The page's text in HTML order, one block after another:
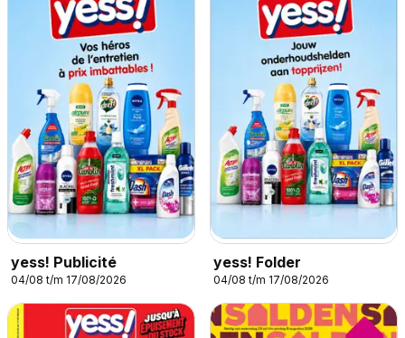
yess! Publicité
04/08 t/m 17/08/2026
yess! Folder
04/08 t/m 17/08/2026